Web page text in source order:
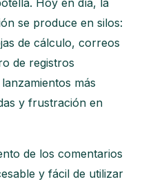
Hoy en día, la
se produce en silos:
de cálculo, correos
de registros
más
y frustración en
de los comentarios
y fácil de utilizar